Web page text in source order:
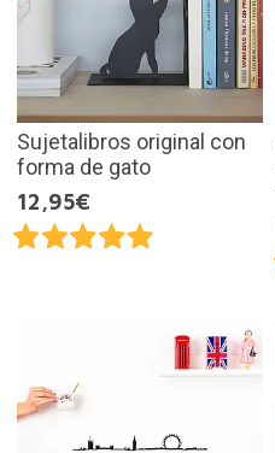
Sujetalibros original con
forma de gato
12,95€